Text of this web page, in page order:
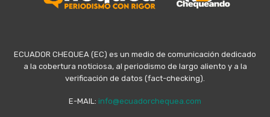
ECUADOR CHEQUEA (EC) es un medio de comunicación dedicado
a la cobertura noticiosa, al periodismo de largo aliento y a la
verificación de datos (fact-checking).
E-MAIL: info@ecuadorchequea.com